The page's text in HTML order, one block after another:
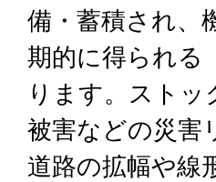
備・蓄積され、
期的に得られる
ります。ストッ
被害などの災害
道路の拡幅や線